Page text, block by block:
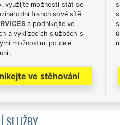
využijte možnosti stát se
franchisové sítě
a podnikejte ve
a vyklízecích službách s
možnostmi po celé
ve stěhování
SLUŽBY